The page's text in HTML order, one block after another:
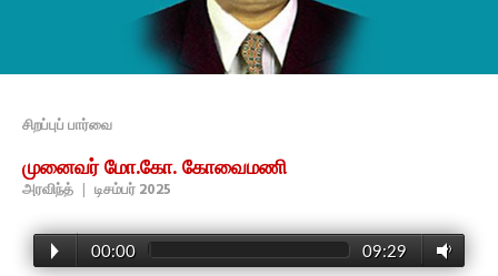
சிறப்புப் பார்வை
முனைவர் மோ.கோ. கோவைமணி
அரவிந்த் | டிசம்பர் 2025
00:00 09:29